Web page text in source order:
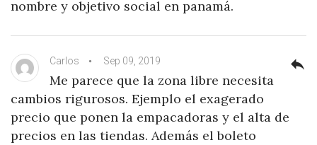
nombre y objetivo social en panamá.
Carlos Sep 09, 2019
Me parece que la zona libre necesita
cambios rigurosos. Ejemplo el exagerado
precio que ponen la empacadoras y el alta de
precios en las tiendas. Además el boleto
reply